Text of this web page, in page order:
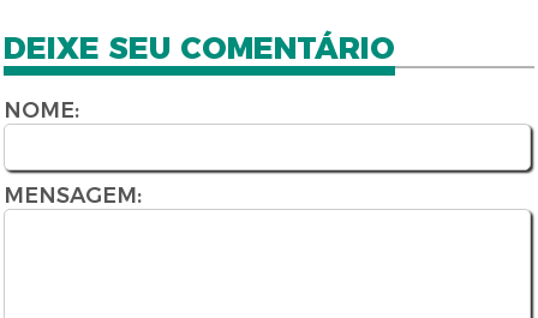
DEIXE SEU COMENTÁRIO
NOME:
MENSAGEM: